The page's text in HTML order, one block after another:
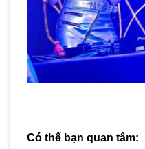
Có thể bạn quan tâm: